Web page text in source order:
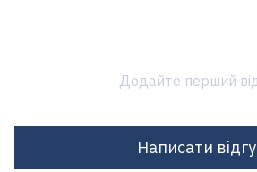
Додайте перший
Написати